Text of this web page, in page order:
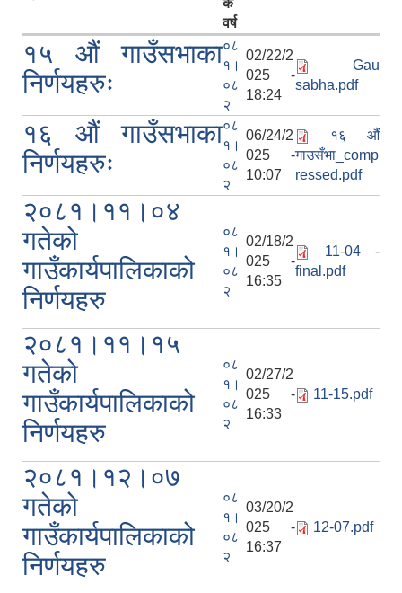
वर्ष
१५ औं गाउँसभाका
निर्णयहरुः
०८
१।
०८
२
02/22/2
025 -
18:24
Gau
sabha.pdf
१६ औं गाउँसभाका
निर्णयहरुः
०८
१।
०८
२
06/24/2
025 -
10:07
१६ औं
गाउसँभा_comp
ressed.pdf
२०८१।११।०४
गतेको
गाउँकार्यपालिकाको
निर्णयहरु
०८
१।
०८
२
02/18/2
025 -
16:35
11-04 -
final.pdf
२०८१।११।१५
गतेको
गाउँकार्यपालिकाको
निर्णयहरु
०८
१।
०८
२
02/27/2
025 -
16:33
11-15.pdf
२०८१।१२।०७
गतेको
गाउँकार्यपालिकाको
निर्णयहरु
०८
१।
०८
२
03/20/2
025 -
16:37
12-07.pdf